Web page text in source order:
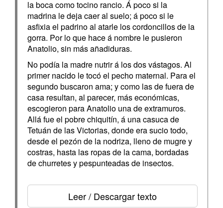
la boca como tocino rancio. Á poco si la
madrina le deja caer al suelo; á poco si le
asfixia el padrino al atarle los cordoncillos de la
gorra. Por lo que hace á nombre le pusieron
Anatolio, sin más añadiduras.
No podía la madre nutrir á los dos vástagos. Al
primer nacido le tocó el pecho maternal. Para el
segundo buscaron ama; y como las de fuera de
casa resultan, al parecer, más económicas,
escogieron para Anatolio una de extramuros.
Allá fue el pobre chiquitín, á una casuca de
Tetuán de las Victorias, donde era sucio todo,
desde el pezón de la nodriza, lleno de mugre y
costras, hasta las ropas de la cama, bordadas
de churretes y pespunteadas de insectos.
Leer / Descargar texto